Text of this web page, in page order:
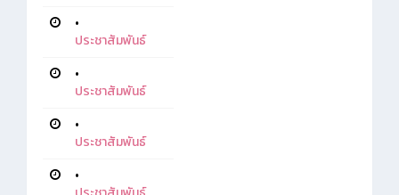
•
ประชาสัมพันธ์
•
ประชาสัมพันธ์
•
ประชาสัมพันธ์
•